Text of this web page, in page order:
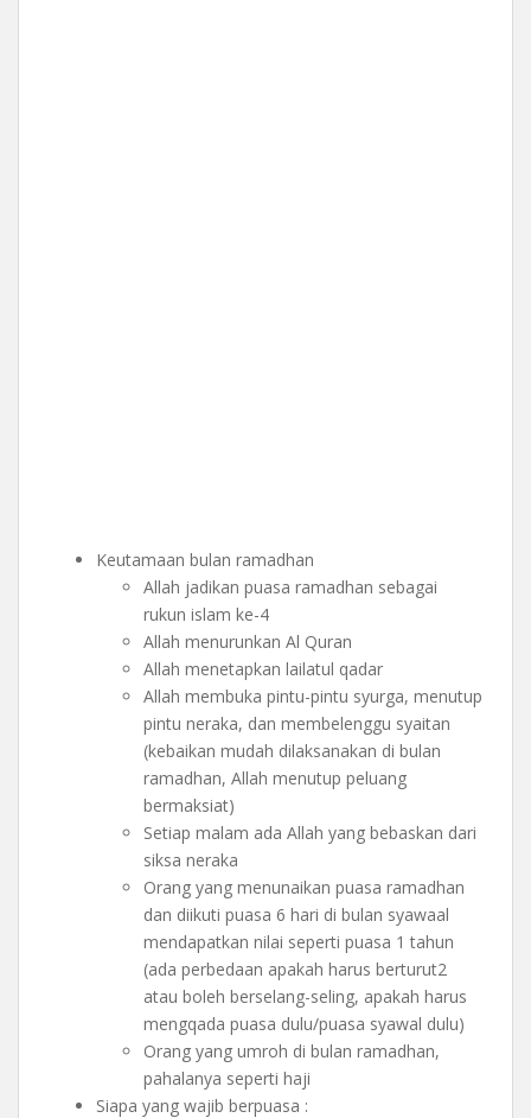
Keutamaan bulan ramadhan
Allah jadikan puasa ramadhan sebagai
rukun islam ke-4
Allah menurunkan Al Quran
Allah menetapkan lailatul qadar
Allah membuka pintu-pintu syurga, menutup
pintu neraka, dan membelenggu syaitan
(kebaikan mudah dilaksanakan di bulan
ramadhan, Allah menutup peluang
bermaksiat)
Setiap malam ada Allah yang bebaskan dari
siksa neraka
Orang yang menunaikan puasa ramadhan
dan diikuti puasa 6 hari di bulan syawaal
mendapatkan nilai seperti puasa 1 tahun
(ada perbedaan apakah harus berturut2
atau boleh berselang-seling, apakah harus
mengqada puasa dulu/puasa syawal dulu)
Orang yang umroh di bulan ramadhan,
pahalanya seperti haji
Siapa yang wajib berpuasa :